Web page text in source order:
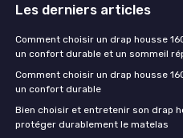
Les derniers articles
Comment choisir un drap housse
un confort durable et un sommeil
Comment choisir un drap housse
un confort durable
Bien choisir et entretenir son drap
protéger durablement le matelas